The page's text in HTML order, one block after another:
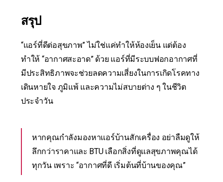
สรุป
“แอร์ที่ดีต่อสุขภาพ” ไม่ใช่แค่ทำให้ห้องเย็น แต่ต้อง
ทำให้ “อากาศสะอาด” ด้วย แอร์ที่มีระบบฟอกอากาศที่
มีประสิทธิภาพจะช่วยลดความเสี่ยงในการเกิดโรคทาง
เดินหายใจ ภูมิแพ้ และความไม่สบายต่าง ๆ ในชีวิต
ประจำวัน
หากคุณกำลังมองหาแอร์บ้านสักเครื่อง อย่าลืมดูให้
ลึกกว่าราคาและ BTU เลือกสิ่งที่ดูแลสุขภาพคุณได้
ทุกวัน เพราะ “อากาศที่ดี เริ่มต้นที่บ้านของคุณ”